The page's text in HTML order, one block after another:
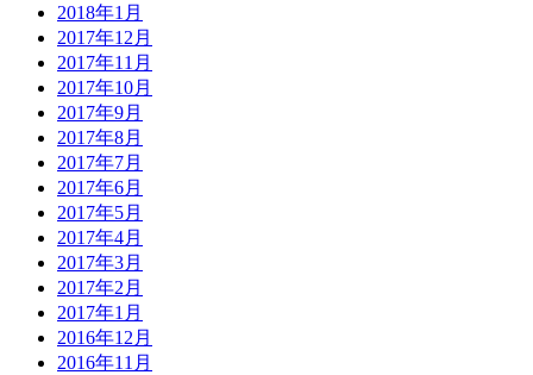
2018年1月
2017年12月
2017年11月
2017年10月
2017年9月
2017年8月
2017年7月
2017年6月
2017年5月
2017年4月
2017年3月
2017年2月
2017年1月
2016年12月
2016年11月